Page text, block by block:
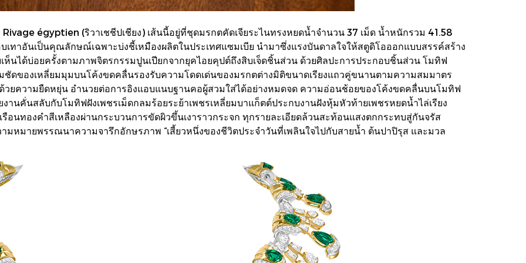
égyptien (ริวาเชชีปเชียง) เส้นนี้อยู่ที่ชุดมรกตคัดเจียระไนทรงหยดน้ำจำนวน 37 เม็ด น้ำหนักรวม 41.58
เทาอันเป็นคุณลักษณ์เฉพาะบ่งชี้เหมืองผลิตในประเทศแซมเบีย นำมาซึ่งแรงบันดาลใจให้สตูดิโอออกแบบสรรค์สร้าง
นได้บ่อยครั้งตามภาพจิตรกรรมปูนเปียกจากยุคไอยคุปต์ถึงสิบเจ็ดชิ้นส่วน ด้วยศิลปะการประกอบชิ้นส่วน โมทิฟ
ชัดของเหลี่ยมมุมบนโค้งขดคลื่นรองรับความโดดเด่นของมรกตต่างมิติขนาดเรียงแถวคู่ขนานตามความสมมาตร
วยความยืดหยุ่น อำนวยต่อการอิงแอบแนบฐานคอผู้สวมใส่ได้อย่างหมดจด ความอ่อนช้อยของโค้งขดคลื่นบนโมทิฟ
านคั่นสลับกับโมทิฟฝังเพชรเม็ดกลมร้อยระย้าเพชรเหลี่ยมบาแก็ตต์ประกบงานฝังหุ้มหัวท้ายเพชรหยดน้ำไล่เรียง
รือนทองคำสีเหลืองผ่านกระบวนการขัดผิวขึ้นเงาราวกระจก ทุกรายละเอียดล้วนสะท้อนแสงตกกระทบสู่กันจรัส
มหมายพรรณนาความจารึกอักษรภาพ “เสี้ยวหนึ่งของชีวิตประจำวันที่เพลินใจไปกับสายน้ำ ต้นปาปิรุส และมวล